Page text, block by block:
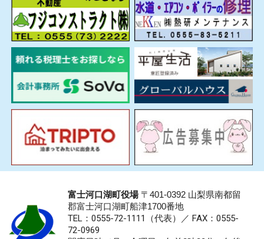
富士河口湖町役場〒401-0392 山梨県南都留
郡富士河口湖町船津1700番地
TEL：0555-72-1111 （代表）／ FAX：0555-
72-0969